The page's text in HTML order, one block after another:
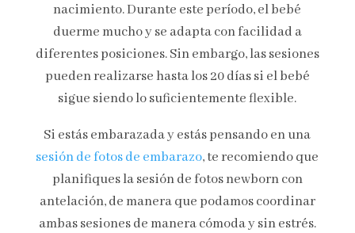
nacimiento. Durante este período, el bebé
duerme mucho y se adapta con facilidad a
diferentes posiciones. Sin embargo, las sesiones
pueden realizarse hasta los 20 días si el bebé
sigue siendo lo suficientemente flexible.
Si estás embarazada y estás pensando en una
sesión de fotos de embarazo, te recomiendo que
planifiques la sesión de fotos newborn con
antelación, de manera que podamos coordinar
ambas sesiones de manera cómoda y sin estrés.